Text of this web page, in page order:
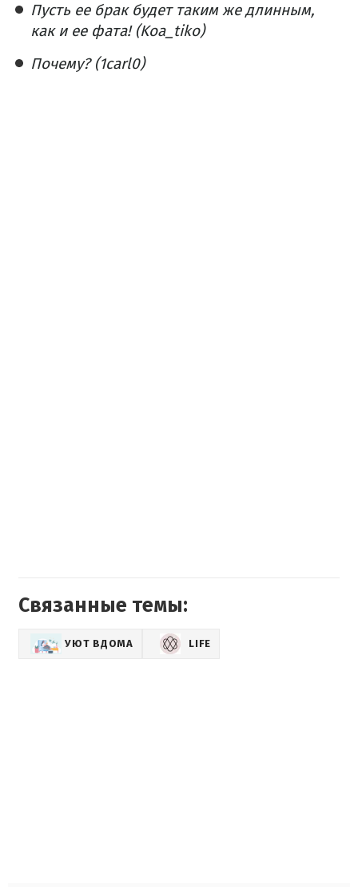
Пусть ее брак будет таким же длинным,
как и ее фата! (Koa_tiko)
Почему? (1carl0)
Связанные темы:
УЮТ ВДОМА LIFE